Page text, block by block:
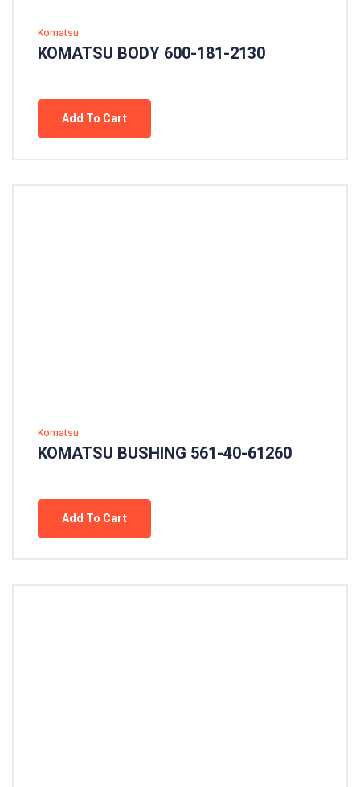
Komatsu
KOMATSU BODY 600-181-2130
Add To Cart
Komatsu
KOMATSU BUSHING 561-40-61260
Add To Cart